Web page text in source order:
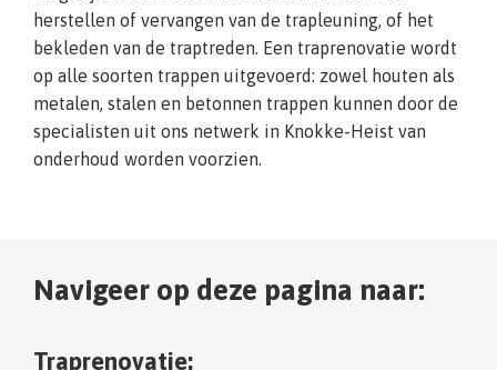
herstellen of vervangen van de trapleuning, of het
bekleden van de traptreden. Een traprenovatie wordt
op alle soorten trappen uitgevoerd: zowel houten als
metalen, stalen en betonnen trappen kunnen door de
specialisten uit ons netwerk in Knokke-Heist van
onderhoud worden voorzien.
Navigeer op deze pagina naar:
Traprenovatie: